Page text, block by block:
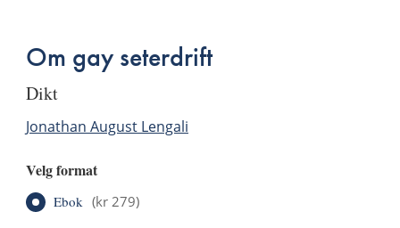
Om gay seterdrift
dikt
Jonathan August Lengali
Velg format
Ebok (kr 279)